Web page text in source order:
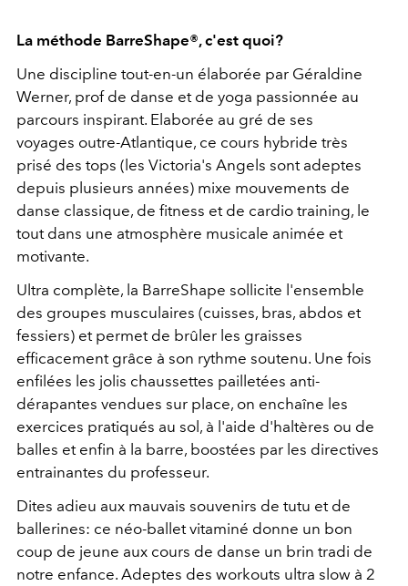
La méthode BarreShape®, c'est quoi?
Une discipline tout-en-un élaborée par Géraldine
Werner, prof de danse et de yoga passionnée au
parcours inspirant. Elaborée au gré de ses
voyages outre-Atlantique, ce cours hybride très
prisé des tops (les Victoria's Angels sont adeptes
depuis plusieurs années) mixe mouvements de
danse classique, de fitness et de cardio training, le
tout dans une atmosphère musicale animée et
motivante.
Ultra complète, la BarreShape sollicite l'ensemble
des groupes musculaires (cuisses, bras, abdos et
fessiers) et permet de brûler les graisses
efficacement grâce à son rythme soutenu. Une fois
enfilées les jolis chaussettes pailletées anti-
dérapantes vendues sur place, on enchaîne les
exercices pratiqués au sol, à l'aide d'haltères ou de
balles et enfin à la barre, boostées par les directives
entrainantes du professeur.
Dites adieu aux mauvais souvenirs de tutu et de
ballerines: ce néo-ballet vitaminé donne un bon
coup de jeune aux cours de danse un brin tradi de
notre enfance. Adeptes des workouts ultra slow à 2